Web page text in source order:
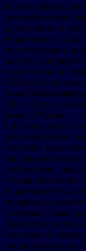
Южная Африка
автомобильного
крупнейших в
управлением.
логистической
доступа для
присутствие в
LEPAS L4
новой
Chery Group,
базой 2700 мм. С
L4 вписывается в
автомобильного
способна
эта поставка
готова
управляемость
навыками
Собирая отзывы
будет неуклонно
системы
расширения рынка